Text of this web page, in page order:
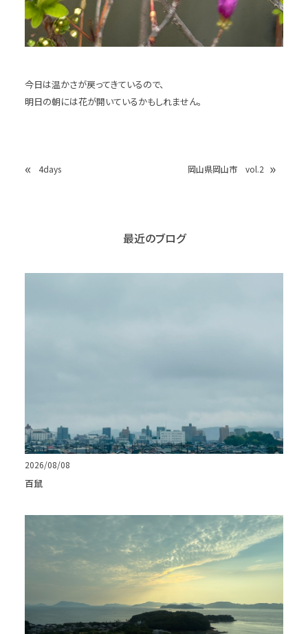
今日は温かさが戻ってきているので、
明日の朝には花が開いているかもしれません。
« 4days 岡山県岡山市 vol.2 »
最近のブログ
2026/08/08
百鼠